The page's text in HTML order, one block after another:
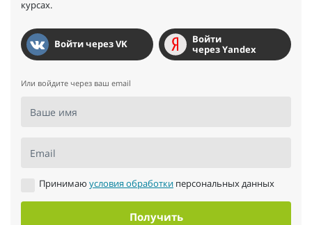
курсах.
Войти через VK
Войти
через Yandex
Или войдите через ваш email
Ваше имя
Email
Принимаю условия обработки персональных данных
Получить